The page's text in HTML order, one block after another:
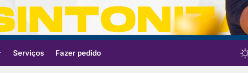
Serviços Fazer pedido